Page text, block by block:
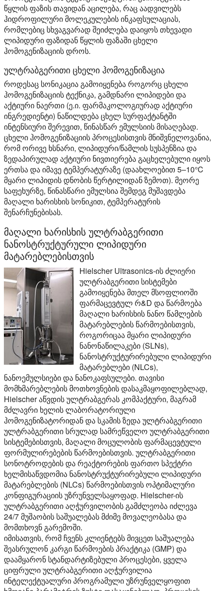
წყლის ფაზის თავიდან აცილება, რაც აადვილებს
ჰიდროფილური მოლეკულების ინკაფსულაციას,
რომლებიც სხვაგვარად შეიძლება დაიყოს თხევადი
ლიპიდური ფაზიდან წყლის ფაზაში ცხელი
ჰომოგენიზაციის დროს.
ულტრაბგერითი ცხელი ჰომოგენიზაცია
როდესაც სონიკაცია გამოიყენება როგორც ცხელი
ჰომოგენიზაციის ტექნიკა, გამდნარი ლიპიდები და
აქტიური ნაერთი (ე.ი. ფარმაკოლოგიურად აქტიური
ინგრედიენტი) ნაწილდება ცხელ სურფაქტანტში
ინტენსიური შერევით, წინასწარ ემულსიის მისაღებად.
ცხელი ჰომოგენიზაციის პროცესისთვის მნიშვნელოვანია,
რომ ორივე ხსნარი, ლიპიდური/წამლის სუსპენზია და
ზედაპირულად აქტიური ნივთიერება გაცხელებული იყოს
ერთსა და იმავე ტემპერატურაზე (დაახლოებით 5–10°C
მყარი ლიპიდის დნობის წერტილიდან ზემოთ). მეორე
საფეხურზე, წინასწარი ემულსია შემდეგ მუშავდება
მაღალი ხარისხის სონიკით, ტემპერატურის
შენარჩუნებისას.
მაღალი ხარისხის ულტრაბგერითი
ნანოსტრუქტურული ლიპიდური
მატარებლებისთვის
Hielscher Ultrasonics-ის ძლიერი
ულტრაბგერითი სისტემები
გამოიყენება მთელ მსოფლიოში
ფარმაცევტულ რ&D და წარმოება
მაღალი ხარისხის ნანო წამლების
მატარებლების წარმოებისთვის,
როგორიცაა მყარი ლიპიდური
ნანონაწილაკები (SLNs),
ნანოსტრუქტურირებული ლიპიდური
მატარებლები (NLCs),
ნანოემულსიები და ნანოკაფსულები. თავისი
მომხმარებლების მოთხოვნების დასაკმაყოფილებლად,
Hielscher აწვდის ულტრაბგერას კომპაქტური, მაგრამ
მძლავრი ხელის ლაბორატორიული
ჰომოგენიზატორიდან და სკამის ზედა ულტრაბგერითი
ულტრაბგერითი სრულად სამრეწველო ულტრაბგერითი
სისტემებისთვის, მაღალი მოცულობის ფარმაცევტული
ფორმულირებების წარმოებისთვის. ულტრაბგერითი
სონოტროდების და რეაქტორების ფართო სპექტრი
ხელმისაწვდომია ნანოსტრუქტურირებული ლიპიდური
მატარებლების (NLCs) წარმოებისთვის ოპტიმალური
კონფიგურაციის უზრუნველსაყოფად. Hielscher-ის
ულტრაბგერითი აღჭურვილობის გამძლეობა იძლევა
24/7 მუშაობის საშუალებას მძიმე მოვალეობასა და
მომთხოვნ გარემოში.
იმისათვის, რომ ჩვენს კლიენტებს მივცეთ საშუალება
შეასრულონ კარგი წარმოების პრაქტიკა (GMP) და
დაამყარონ სტანდარტიზებული პროცესები, ყველა
ციფრული ულტრაბგერითი აღჭურვილია
ინტელექტუალური პროგრამული უზრუნველყოფით